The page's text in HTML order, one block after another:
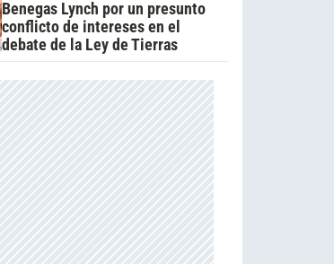
Benegas Lynch por un presunto
conflicto de intereses en el
debate de la Ley de Tierras